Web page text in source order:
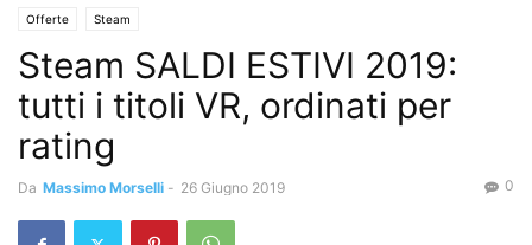
Offerte Steam
Steam SALDI ESTIVI 2019:
tutti i titoli VR, ordinati per
rating
Da Massimo Morselli - 26 Giugno 2019 0